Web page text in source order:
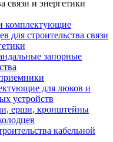
связи и энергетики
комплектующие
для строительства связи
запорные
для люков и
устройств
ерши, кронштейны
кабельной